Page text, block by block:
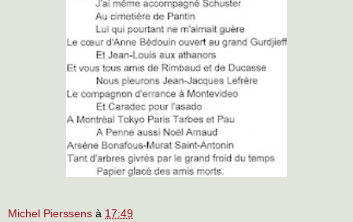
Michel Pierssens à 17:49